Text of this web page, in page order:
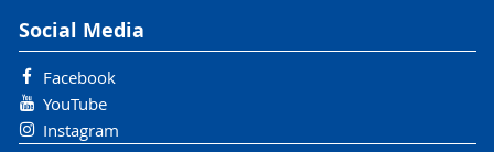
Social Media
Facebook
YouTube
Instagram